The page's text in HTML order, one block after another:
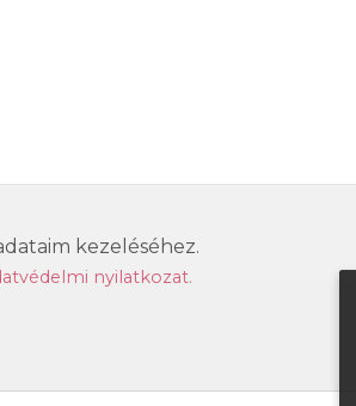
kezeléséhez.
nyilatkozat.